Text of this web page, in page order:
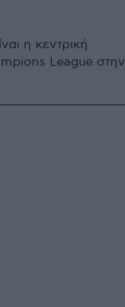
η κεντρική
League στην